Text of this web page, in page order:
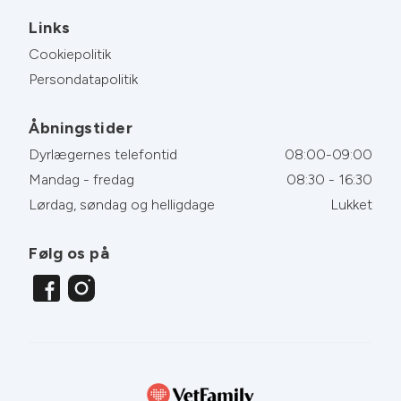
Links
Cookiepolitik
Persondatapolitik
Åbningstider
Dyrlægernes telefontid
08:00-09:00
Mandag - fredag
08:30 - 16:30
Lørdag, søndag og helligdage
Lukket
Følg os på